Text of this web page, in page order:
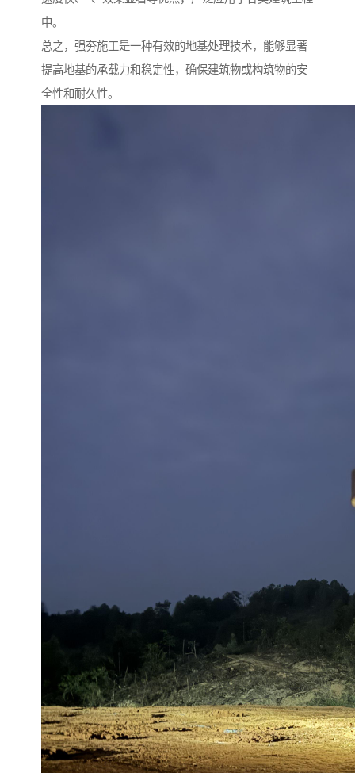
中。
总之，强夯施工是一种有效的地基处理技术，能够显著
提高地基的承载力和稳定性，确保建筑物或构筑物的安
全性和耐久性。